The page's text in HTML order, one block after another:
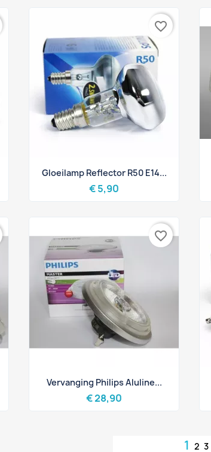
Snel bekijken
Gloeilamp Reflector R50 E14...
€ 5,90
favorite_border
Snel bekijken
Vervanging Philips Aluline...
€ 28,90
favorite_border
1 2 3